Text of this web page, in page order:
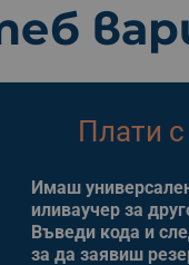
Плати
Имаш
иливаучер за
Въведи кода и
за да заявиш